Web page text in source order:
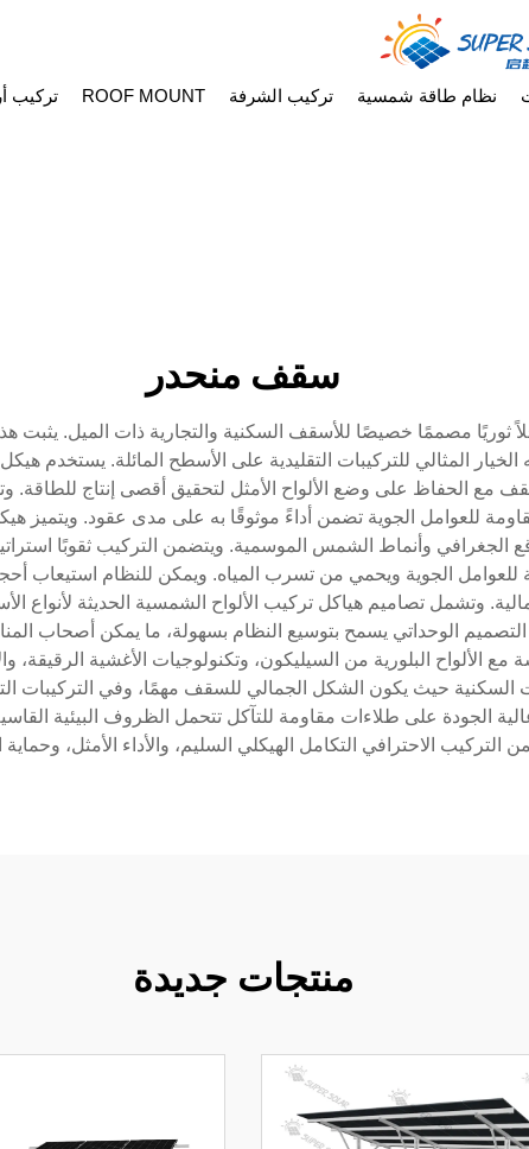
تركيب ROOF MOUNT تركيب الشرفة نظام طاقة شمسية
سقف منحدر
ثوريًا مصممًا خصيصًا للأسقف السكنية والتجارية ذات الميل. يثبت
عادة بين 15 و60 درجة، مما يجعله الخيار المثالي للتركيبات التقليدية على الأسطح
مع الحفاظ على وضع الألواح الأمثل لتحقيق أقصى إنتاج
للعوامل الجوية تضمن أداءً موثوقًا به على مدى عقود. ويتميز
الجغرافي وأنماط الشمس الموسمية. ويتضمن التركيب ثقوبًا
الجوية ويحمي من تسرب المياه. ويمكن للنظام استيعاب
وتشمل تصاميم هياكل تركيب الألواح الشمسية الحديثة لأنواع
التصميم الوحداتي يسمح بتوسيع النظام بسهولة، ما يمكن أصحاب
مع الألواح البلورية من السيليكون، وتكنولوجيات الأغشية
السكنية حيث يكون الشكل الجمالي للسقف مهمًا، وفي التركيبات
الجودة على طلاءات مقاومة للتآكل تتحمل الظروف البيئية القاسية
الاحترافي التكامل الهيكلي السليم، والأداء الأمثل،
منتجات جديدة